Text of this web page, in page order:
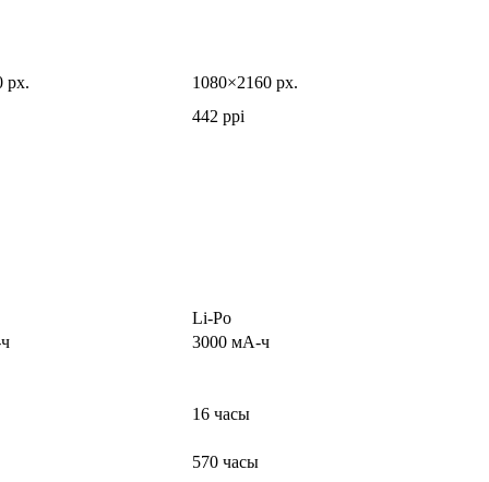
px.
1080×2160 px.
442 ppi
Li-Po
3000 мА-ч
16 часы
570 часы